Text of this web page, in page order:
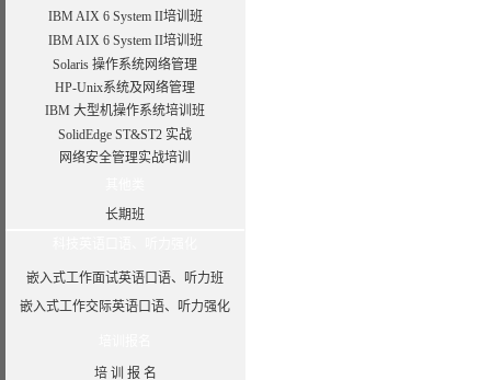
IBM AIX 6 System II培训班
IBM AIX 6 System II培训班
Solaris 操作系统网络管理
HP-Unix系统及网络管理
IBM 大型机操作系统培训班
SolidEdge ST&ST2 实战
网络安全管理实战培训
长期班
嵌入式工作面试英语口语、听力班
嵌入式工作交际英语口语、听力强化
培 训 报 名